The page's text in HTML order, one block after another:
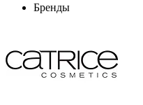
Бренды